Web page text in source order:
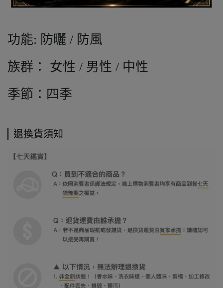
功能: 防曬 / 防風
族群： 女性 / 男性 / 中性
季節：四季
退換貨須知